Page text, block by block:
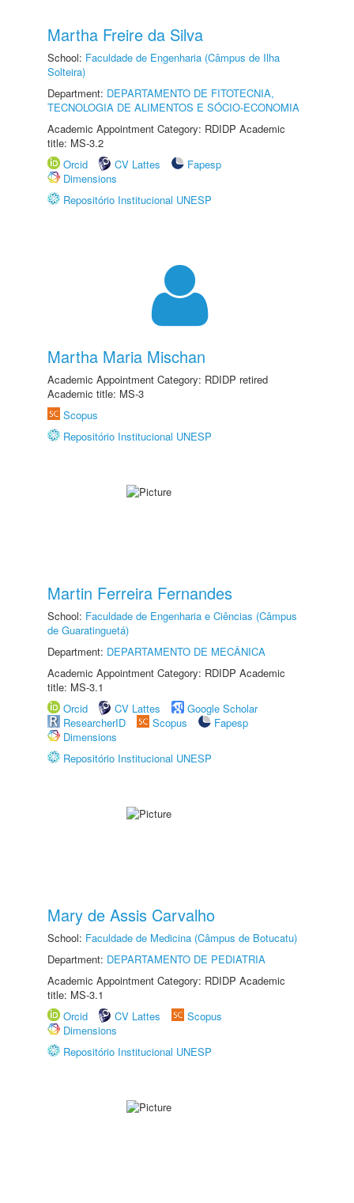
Martha Freire da Silva
School: Faculdade de Engenharia (Câmpus de Ilha
Solteira)
Department: DEPARTAMENTO DE FITOTECNIA,
TECNOLOGIA DE ALIMENTOS E SÓCIO-ECONOMIA
Academic Appointment Category: RDIDP Academic
title: MS-3.2
Orcid
CV Lattes
Fapesp
Dimensions
Repositório Institucional UNESP
Martha Maria Mischan
Academic Appointment Category: RDIDP retired
Academic title: MS-3
Scopus
Repositório Institucional UNESP
Martin Ferreira Fernandes
School: Faculdade de Engenharia e Ciências (Câmpus
de Guaratinguetá)
Department: DEPARTAMENTO DE MECÂNICA
Academic Appointment Category: RDIDP Academic
title: MS-3.1
Orcid
CV Lattes
Google Scholar
ResearcherID
Scopus
Fapesp
Dimensions
Repositório Institucional UNESP
Mary de Assis Carvalho
School: Faculdade de Medicina (Câmpus de Botucatu)
Department: DEPARTAMENTO DE PEDIATRIA
Academic Appointment Category: RDIDP Academic
title: MS-3.1
Orcid
CV Lattes
Scopus
Dimensions
Repositório Institucional UNESP